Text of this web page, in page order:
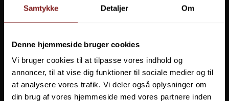
Samtykke Detaljer Om
Denne hjemmeside bruger cookies
Vi bruger cookies til at tilpasse vores indhold og
annoncer, til at vise dig funktioner til sociale medier og til
at analysere vores trafik. Vi deler også oplysninger om
din brug af vores hjemmeside med vores partnere inden
WATER WOLF